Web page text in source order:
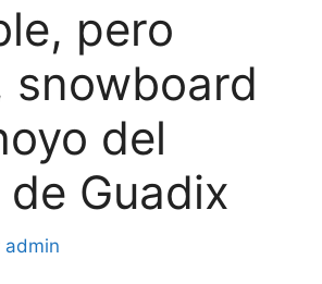
pero
snowboard
del
Guadix
admin